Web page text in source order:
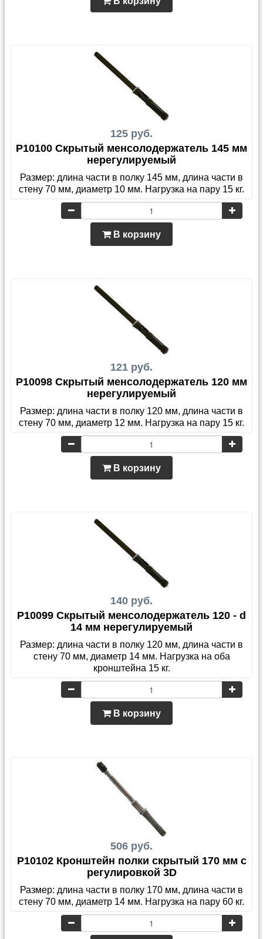
125 руб.
P10100 Скрытый менсолодержатель 145 мм
нерегулируемый
Размер: длина части в полку 145 мм, длина части в
стену 70 мм, диаметр 10 мм. Нагрузка на пару 15 кг.
В корзину
121 руб.
P10098 Скрытый менсолодержатель 120 мм
нерегулируемый
Размер: длина части в полку 120 мм, длина части в
стену 70 мм, диаметр 12 мм. Нагрузка на пару 15 кг.
В корзину
140 руб.
P10099 Скрытый менсолодержатель 120 - d
14 мм нерегулируемый
Размер: длина части в полку 120 мм, длина части в
стену 70 мм, диаметр 14 мм. Нагрузка на оба
кронштейна 15 кг.
В корзину
506 руб.
P10102 Кронштейн полки скрытый 170 мм с
регулировкой 3D
Размер: длина части в полку 170 мм, длина части в
стену 70 мм, диаметр 14 мм. Нагрузка на пару 60 кг.